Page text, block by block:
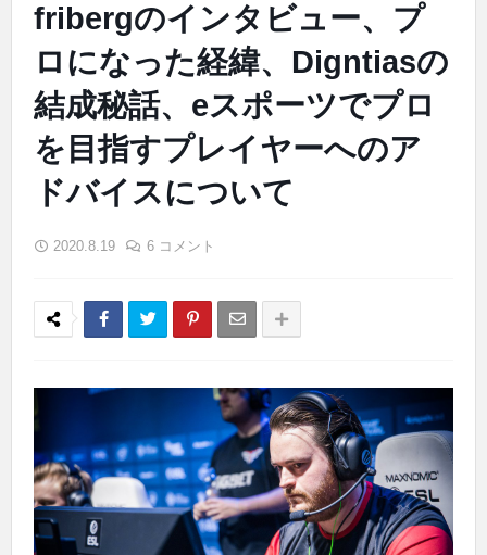
fribergのインタビュー、プ
ロになった経緯、Digntiasの
結成秘話、eスポーツでプロ
を目指すプレイヤーへのア
ドバイスについて
2020.8.19 6 コメント